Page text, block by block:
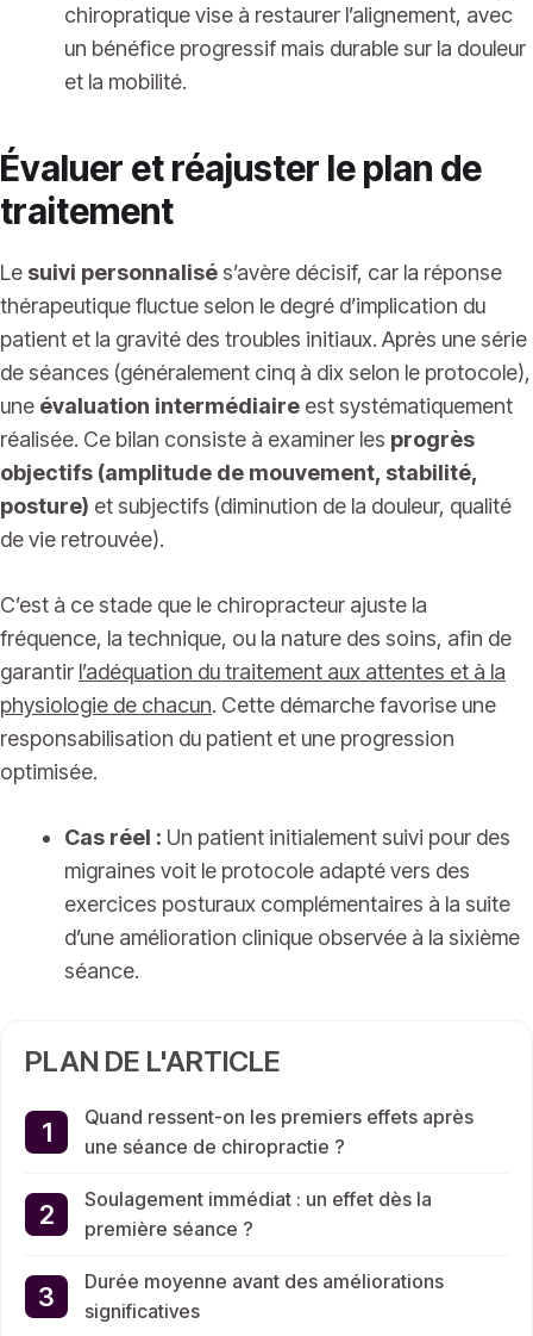
chiropratique vise à restaurer l’alignement, avec
un bénéfice progressif mais durable sur la douleur
et la mobilité.
Évaluer et réajuster le plan de
traitement
Le suivi personnalisé s’avère décisif, car la réponse
thérapeutique fluctue selon le degré d’implication du
patient et la gravité des troubles initiaux. Après une série
de séances (généralement cinq à dix selon le protocole),
une évaluation intermédiaire est systématiquement
réalisée. Ce bilan consiste à examiner les progrès
objectifs (amplitude de mouvement, stabilité,
posture) et subjectifs (diminution de la douleur, qualité
de vie retrouvée).
C’est à ce stade que le chiropracteur ajuste la
fréquence, la technique, ou la nature des soins, afin de
garantir l’adéquation du traitement aux attentes et à la
physiologie de chacun. Cette démarche favorise une
responsabilisation du patient et une progression
optimisée.
Cas réel : Un patient initialement suivi pour des
migraines voit le protocole adapté vers des
exercices posturaux complémentaires à la suite
d’une amélioration clinique observée à la sixième
séance.
PLAN DE L'ARTICLE
Quand ressent-on les premiers effets après
une séance de chiropractie ?
Soulagement immédiat : un effet dès la
première séance ?
Durée moyenne avant des améliorations
significatives